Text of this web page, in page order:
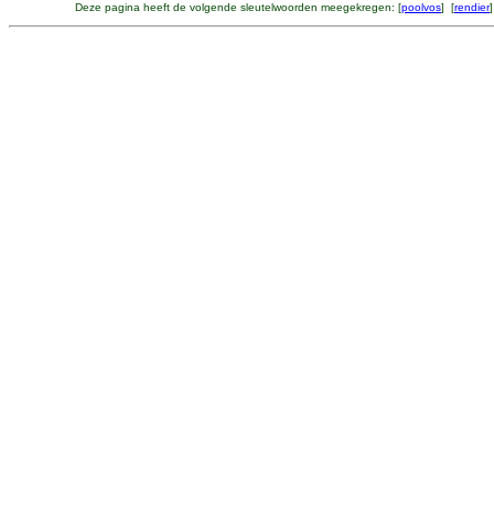
Deze pagina heeft de volgende sleutelwoorden meegekregen: [poolvos] [rendier